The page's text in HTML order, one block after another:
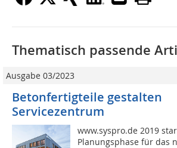
Thematisch passende
Ausgabe 03/2023
Betonfertigteile gestalten
Servicezentrum
www.syspro.de 2019
Planungsphase für das